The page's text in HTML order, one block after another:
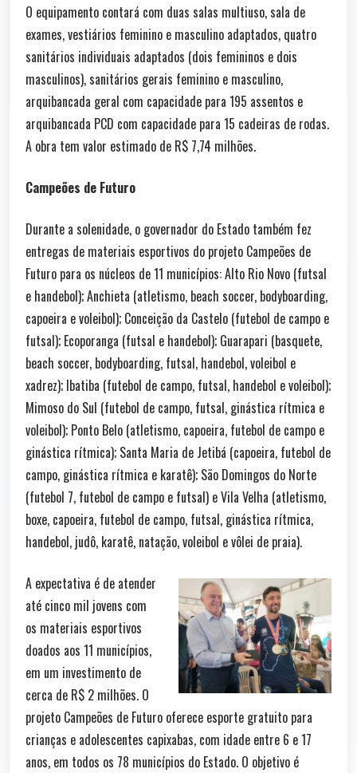
O equipamento contará com duas salas multiuso, sala de
exames, vestiários feminino e masculino adaptados, quatro
sanitários individuais adaptados (dois femininos e dois
masculinos), sanitários gerais feminino e masculino,
arquibancada geral com capacidade para 195 assentos e
arquibancada PCD com capacidade para 15 cadeiras de rodas.
A obra tem valor estimado de R$ 7,74 milhões.
Campeões de Futuro
Durante a solenidade, o governador do Estado também fez
entregas de materiais esportivos do projeto Campeões de
Futuro para os núcleos de 11 municípios: Alto Rio Novo (futsal
e handebol); Anchieta (atletismo, beach soccer, bodyboarding,
capoeira e voleibol); Conceição da Castelo (futebol de campo e
futsal); Ecoporanga (futsal e handebol); Guarapari (basquete,
beach soccer, bodyboarding, futsal, handebol, voleibol e
xadrez); Ibatiba (futebol de campo, futsal, handebol e voleibol);
Mimoso do Sul (futebol de campo, futsal, ginástica rítmica e
voleibol); Ponto Belo (atletismo, capoeira, futebol de campo e
ginástica rítmica); Santa Maria de Jetibá (capoeira, futebol de
campo, ginástica rítmica e karatê); São Domingos do Norte
(futebol 7, futebol de campo e futsal) e Vila Velha (atletismo,
boxe, capoeira, futebol de campo, futsal, ginástica rítmica,
handebol, judô, karatê, natação, voleibol e vôlei de praia).
A expectativa é de atender
até cinco mil jovens com
os materiais esportivos
doados aos 11 municípios,
em um investimento de
cerca de R$ 2 milhões. O
projeto Campeões de Futuro oferece esporte gratuito para
crianças e adolescentes capixabas, com idade entre 6 e 17
anos, em todos os 78 municípios do Estado. O objetivo é